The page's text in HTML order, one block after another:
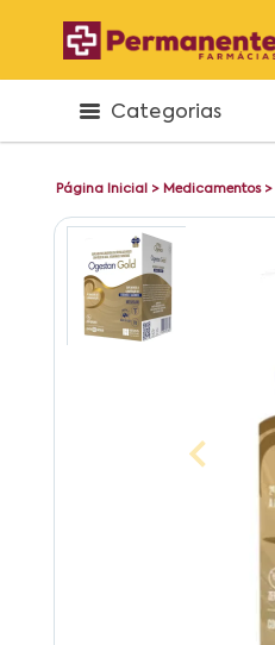
Categorias
Página Inicial > Medicamentos>